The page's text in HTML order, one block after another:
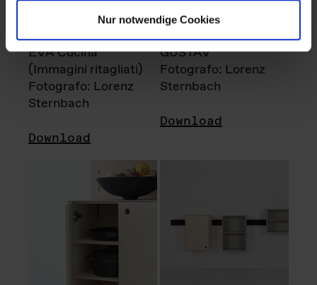
Nur notwendige Cookies
EVA Cucina
(Immagini ritagliati)
Fotografo: Lorenz
Sternbach
Download
GUSTAV
Fotografo: Lorenz
Sternbach
Download